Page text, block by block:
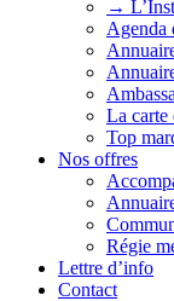
→
Agenda
La carte
Top
Nos offres
Régie
Lettre d’info
Contact